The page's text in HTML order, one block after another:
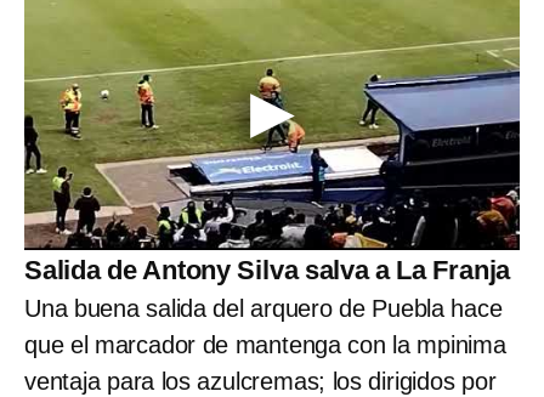
Salida de Antony Silva salva a La Franja
Una buena salida del arquero de Puebla hace
que el marcador de mantenga con la mpinima
ventaja para los azulcremas; los dirigidos por